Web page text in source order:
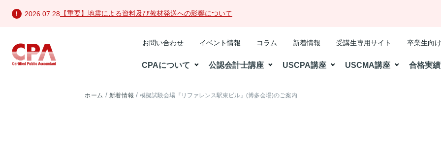
2026.07.28 【重要】地震による資料及び教材発送への影響について
CPAについて 公認会計士講座 USCPA講座 USCMA講座 合格実績
お問い合わせ イベント情報 コラム 新着情報 受講生専用サイト 卒業生向
ホーム 新着情報 模擬試験会場『リファレンス駅東ビル』(博多会場)のご案内